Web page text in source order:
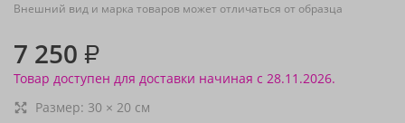
Внешний вид и марка товаров может отличаться от образца
7 250 ₽
Товар доступен для доставки начиная с 28.11.2026.
Размер: 30 × 20 см